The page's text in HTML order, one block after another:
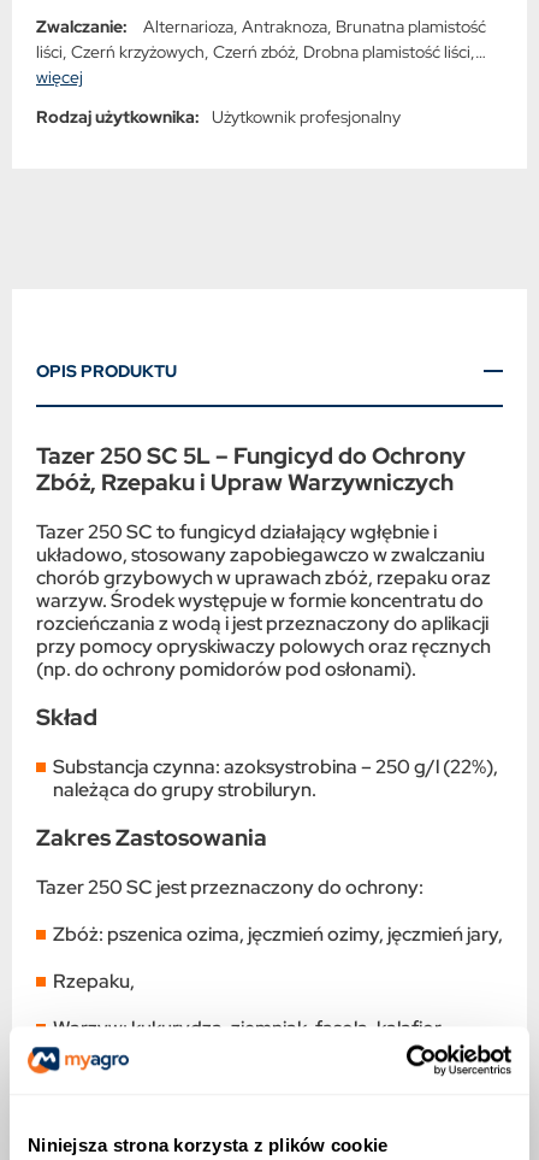
Niniejsza strona korzysta z plików cookie
Zwalczanie:
liści, Czerń krzyżowych, Czerń zbóż, Drobna plamistość liści,
Fuzarioza kłosów, Mączniak prawdziwy, Mączniak prawdziwy
modrzewia, Osutka sosny, Plamistość liści, Plamistość siatkowa
więcej
Rodzaj użytkownika:
Użytkownik profesjonalny
OPIS PRODUKTU
Tazer 250 SC 5L – Fungicyd do Ochrony
Zbóż, Rzepaku i Upraw Warzywniczych
Tazer 250 SC to fungicyd działający wgłębnie i
układowo, stosowany zapobiegawczo w zwalczaniu
chorób grzybowych w uprawach zbóż, rzepaku oraz
warzyw. Środek występuje w formie koncentratu do
rozcieńczania z wodą i jest przeznaczony do aplikacji
przy pomocy opryskiwaczy polowych oraz ręcznych
(np. do ochrony pomidorów pod osłonami).
Skład
Substancja czynna: azoksystrobina – 250 g/l (22%),
należąca do grupy strobiluryn.
Zakres Zastosowania
Tazer 250 SC jest przeznaczony do ochrony:
Zbóż: pszenica ozima, jęczmień ozimy, jęczmień jary,
Rzepaku,
Warzyw: kukurydza, ziemniak, fasola, kalafior,
szparagi, brokuły, pomidory pod osłonami.
Zboża: mączniak prawdziwy, rdza brunatna, rdza